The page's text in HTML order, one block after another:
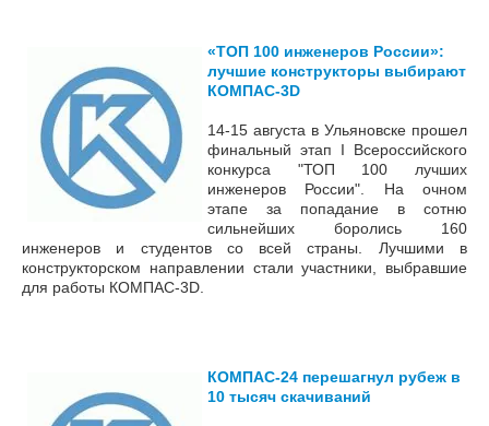
«ТОП 100 инженеров России»:
лучшие конструкторы выбирают
КОМПАС-3D
14-15 августа в Ульяновске прошел
финальный этап I Всероссийского
конкурса "ТОП 100 лучших
инженеров России" . На очном
этапе за попадание в сотню
сильнейших боролись 160
инженеров и студентов со всей страны. Лучшими в
конструкторском направлении стали участники, выбравшие
для работы КОМПАС-3D.
КОМПАС-24 перешагнул рубеж в
10 тысяч скачиваний